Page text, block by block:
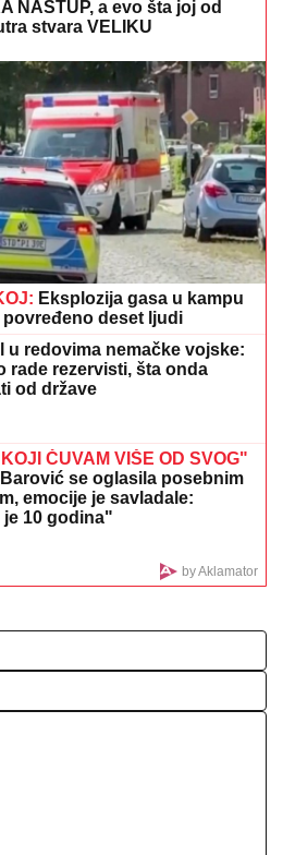
je reč: Trčkaraju po pesku,
(FOTO)
DA SE ZAMONAŠIM"
Kralj otkrio ko je
koju ženi, šokirao detaljima iz
vila i kamiona" (VIDEO)
NESREĆA KOD
Strahuje se da IMA
sve vrvi od policije i
(FOTO, VIDEO)
PORODICOM U GRČKOJ!
pevačica se sunča:
se baškare (FOTO)
SE DEJAN STANKOVIĆ
Doktorka otkrila kako se
su njegovi roditelji i sestra
ove reč i danas joj